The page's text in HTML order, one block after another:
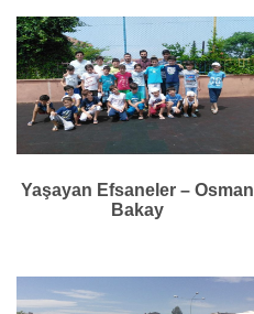
Yaşayan Efsaneler – Osman
Bakay